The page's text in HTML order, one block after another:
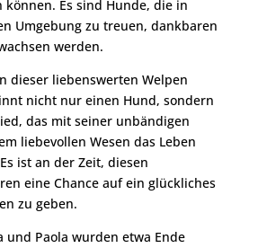
können. Es sind Hunde, die in
Umgebung zu treuen, dankbaren
werden.
dieser liebenswerten Welpen
nicht nur einen Hund, sondern
das mit seiner unbändigen
liebevollen Wesen das Leben
ist an der Zeit, diesen
eine Chance auf ein glückliches
zu geben.
und Paola wurden etwa Ende